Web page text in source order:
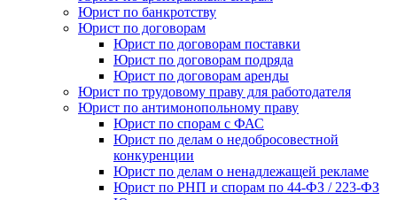
Юрист по банкротству
Юрист по договорам
Юрист по договорам поставки
Юрист по договорам подряда
Юрист по договорам аренды
Юрист по трудовому праву для работодателя
Юрист по антимонопольному праву
Юрист по спорам с ФАС
Юрист по делам о недобросовестной
конкуренции
Юрист по делам о ненадлежащей рекламе
Юрист по РНП и спорам по 44-ФЗ / 223-ФЗ